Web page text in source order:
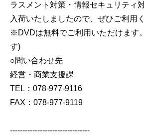
ラスメント対策・情報セキュリティ
入荷いたしましたので、ぜひご利用
※DVDは無料でご利用いただけます
す)
○問い合わせ先
経営・商業支援課
TEL：078-977-9116
FAX：078-977-9119
--------------------------------